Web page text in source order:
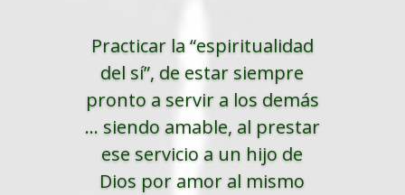
Practicar la “espiritualidad
del sí”, de estar siempre
pronto a servir a los demás
... siendo amable, al prestar
ese servicio a un hijo de
Dios por amor al mismo